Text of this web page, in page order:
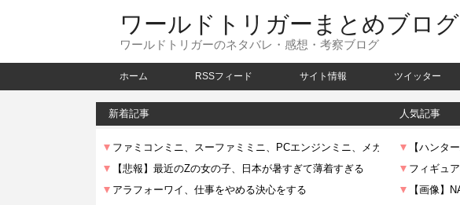
ワールドトリガーまとめブログ
ワールドトリガーのネタバレ・感想・考察ブログ
ホーム RSSフィード サイト情報 ツイッター
新着記事 人気記事